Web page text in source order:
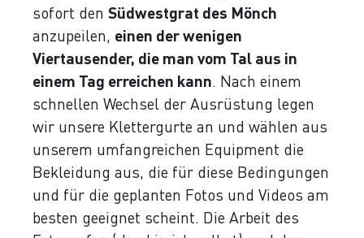
sofort den Südwestgrat des Mönch
anzupeilen, einen der wenigen
Viertausender, die man vom Tal aus in
einem Tag erreichen kann. Nach einem
schnellen Wechsel der Ausrüstung legen
wir unsere Klettergurte an und wählen aus
unserem umfangreichen Equipment die
Bekleidung aus, die für diese Bedingungen
und für die geplanten Fotos und Videos am
besten geeignet scheint. Die Arbeit des